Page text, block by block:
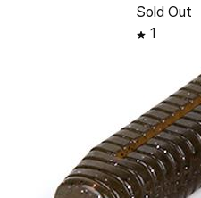
Sold Out
1